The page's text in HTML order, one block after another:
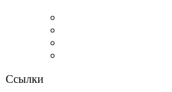
Ссылки